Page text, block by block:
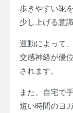
歩きやすい靴
少し上げる意
運動によって
交感神経が優
されます。
また、自宅で
短い時間のヨ